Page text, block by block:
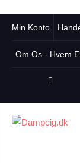
Min Konto
Om Os - Hvem